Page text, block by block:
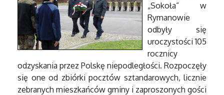
„Sokoła” w
Rymanowie
odbyły się
uroczystości 105
rocznicy
odzyskania przez Polskę niepodległości. Rozpoczęły
się one od zbiórki pocztów sztandarowych, licznie
zebranych mieszkańców gminy i zaproszonych gości